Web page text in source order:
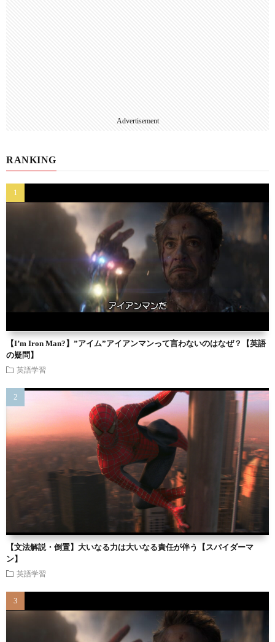
Advertisement
RANKING
【I’m Iron Man?】”アイム”アイアンマンって言わないのはなぜ？【英語
の疑問】
英語学習
【文法解説・倒置】大いなる力は大いなる責任が伴う【スパイダーマ
ン】
英語学習